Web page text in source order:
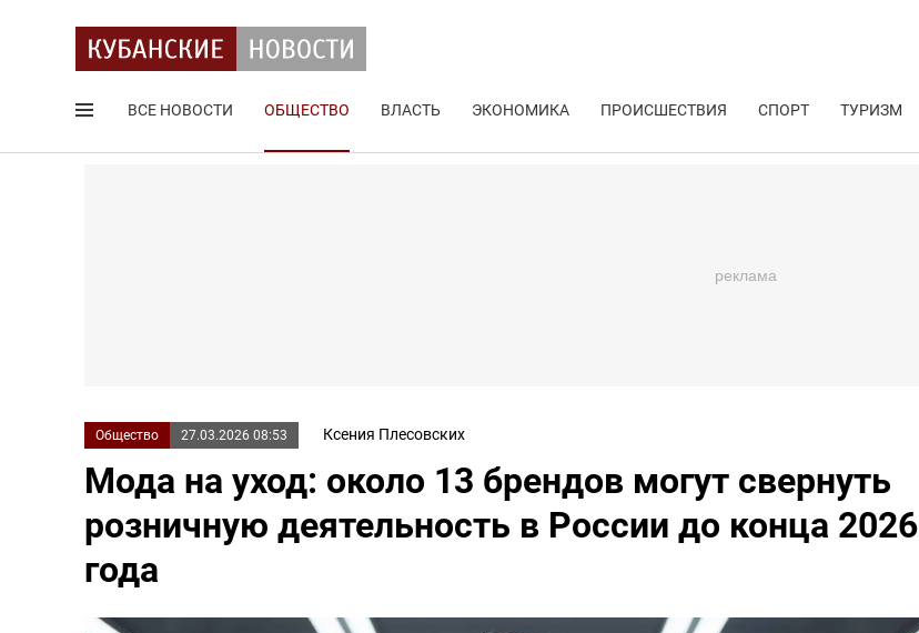
ВСЕ НОВОСТИ ОБЩЕСТВО ВЛАСТЬ ЭКОНОМИКА ПРОИСШЕСТВИЯ СПОРТ ТУРИЗМ
Общество 27.03.2026 08:53 Ксения Плесовских
Мода на уход: около 13 брендов могут свернуть
розничную деятельность в России до конца 2026
года